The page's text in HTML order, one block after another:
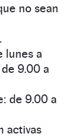
no sean
lunes a
9.00 a
de 9.00 a
activas